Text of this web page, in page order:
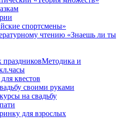
спортсмены»
чтению «Знаешь ли ты
праздниковМетодика и
квестов
своими руками
на свадьбу
для взрослых